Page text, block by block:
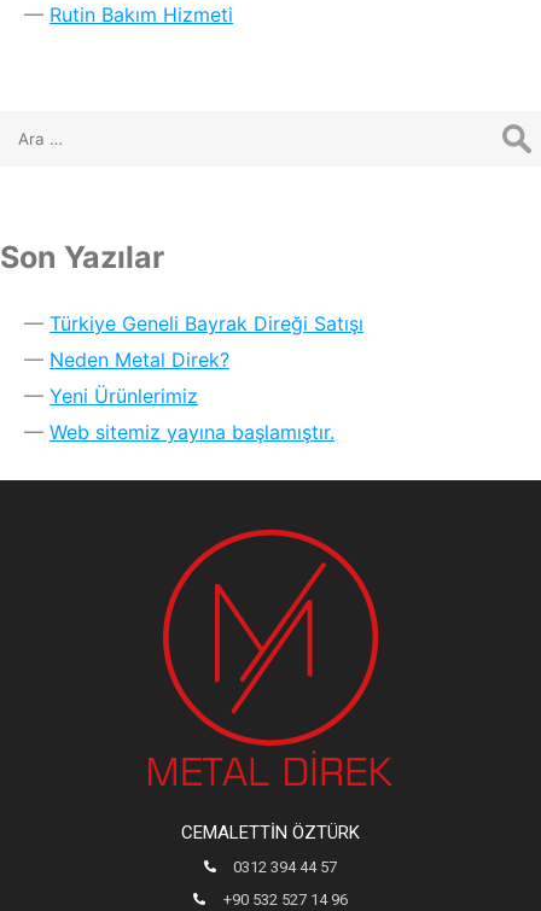
Rutin Bakım Hizmeti
Son Yazılar
Türkiye Geneli Bayrak Direği Satışı
Neden Metal Direk?
Yeni Ürünlerimiz
Web sitemiz yayına başlamıştır.
CEMALETTIN ÖZTÜRK
0312 394 44 57
+90 532 527 14 96